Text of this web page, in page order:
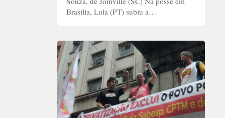
Brasília, Lula (PT) subiu a…